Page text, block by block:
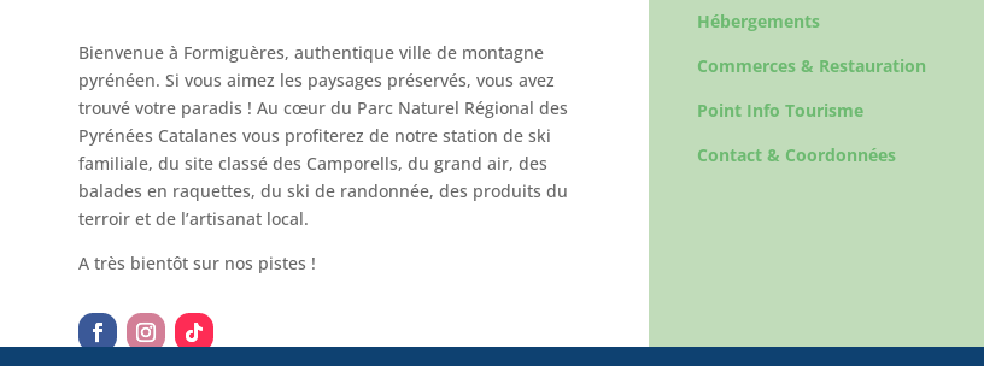
Bienvenue à Formiguères, authentique ville de montagne
pyrénéen. Si vous aimez les paysages préservés, vous avez
trouvé votre paradis ! Au cœur du Parc Naturel Régional des
Pyrénées Catalanes vous profiterez de notre station de ski
familiale, du site classé des Camporells, du grand air, des
balades en raquettes, du ski de randonnée, des produits du
terroir et de l’artisanat local.
A très bientôt sur nos pistes !
Hébergements
Commerces & Restauration
Point Info Tourisme
Contact & Coordonnées